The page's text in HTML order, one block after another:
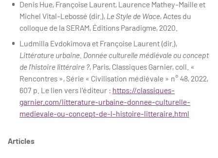
Denis Hue, Françoise Laurent, Laurence Mathey-Maille et
Michel Vital-Lebossé (dir.), Le Style de Wace, Actes du
colloque de la SERAM, Éditions Paradigme, 2020.
Ludmilla Evdokimova et Françoise Laurent (dir.),
Littérature urbaine. Donnée culturelle médiévale ou concept
de l’histoire littéraire ?, Paris, Classiques Garnier, coll. «
Rencontres », Série « Civilisation médiévale » n° 48, 2022,
607 p. Le lien vers l'éditeur : https://classiques-
garnier.com/litterature-urbaine-donnee-culturelle-
medievale-ou-concept-de-l-histoire-litteraire.html
Articles